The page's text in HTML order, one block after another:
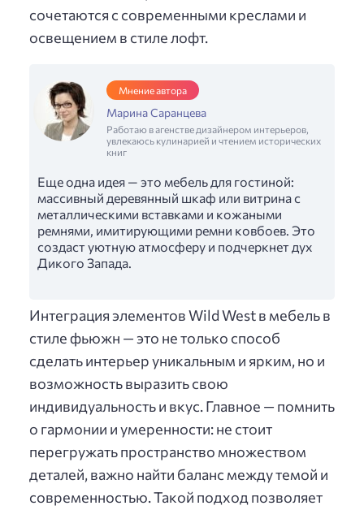
сочетаются с современными креслами и
освещением в стиле лофт.
Мнение автора
Марина Саранцева
Работаю в агенстве дизайнером интерьеров,
увлекаюсь кулинарией и чтением исторических
книг
Еще одна идея — это мебель для гостиной:
массивный деревянный шкаф или витрина с
металлическими вставками и кожаными
ремнями, имитирующими ремни ковбоев. Это
создаст уютную атмосферу и подчеркнет дух
Дикого Запада.
Интеграция элементов Wild West в мебель в
стиле фьюжн — это не только способ
сделать интерьер уникальным и ярким, но и
возможность выразить свою
индивидуальность и вкус. Главное — помнить
о гармонии и умеренности: не стоит
перегружать пространство множеством
деталей, важно найти баланс между темой и
современностью. Такой подход позволяет